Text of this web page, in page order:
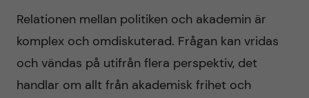
d
Relationen mellan politiken och akademin är
komplex och omdiskuterad. Frågan kan vridas
och vändas på utifrån flera perspektiv, det
handlar om allt från akademisk frihet och